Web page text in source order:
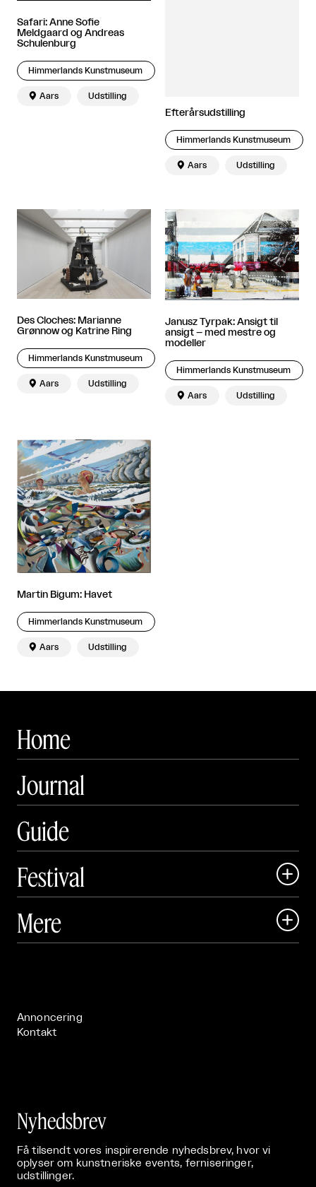
Safari: Anne Sofie
Meldgaard og Andreas
Schulenburg
Himmerlands Kunstmuseum
 Aars Udstilling
Efterårsudstilling
Himmerlands Kunstmuseum
 Aars Udstilling
Des Cloches: Marianne
Grønnow og Katrine Ring
Himmerlands Kunstmuseum
 Aars Udstilling
Janusz Tyrpak: Ansigt til
ansigt – med mestre og
modeller
Himmerlands Kunstmuseum
 Aars Udstilling
Martin Bigum: Havet
Himmerlands Kunstmuseum
 Aars Udstilling
Home
Journal
Guide
Festival

 Art Matter Festival
Mere 
Annoncering
Kontakt
Nyhedsbrev
Få tilsendt vores inspirerende nyhedsbrev, hvor vi
oplyser om kunstneriske events, ferniseringer,
udstillinger.